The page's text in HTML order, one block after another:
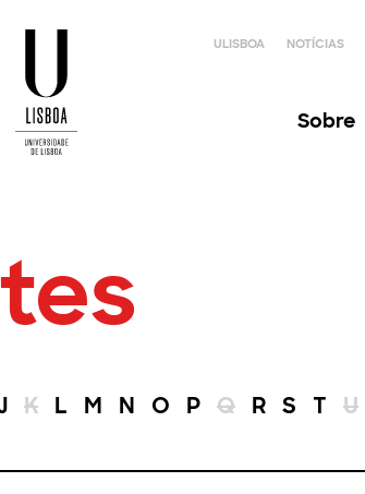
ULISBOA NOTÍCIAS
Sobre
K L M N O P Q R S T U